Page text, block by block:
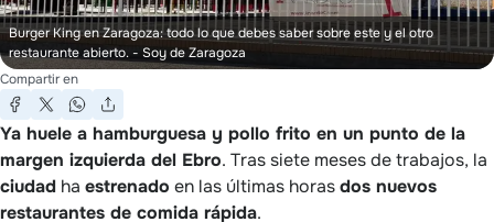
Burger King en Zaragoza: todo lo que debes saber sobre este y el otro
restaurante abierto.- Soy de Zaragoza
Compartir en
Ya huele a hamburguesa y pollo frito en un punto de la
margen izquierda del Ebro. Tras siete meses de trabajos, la
ciudad ha estrenado en las últimas horasdos nuevos
restaurantes de comida rápida.